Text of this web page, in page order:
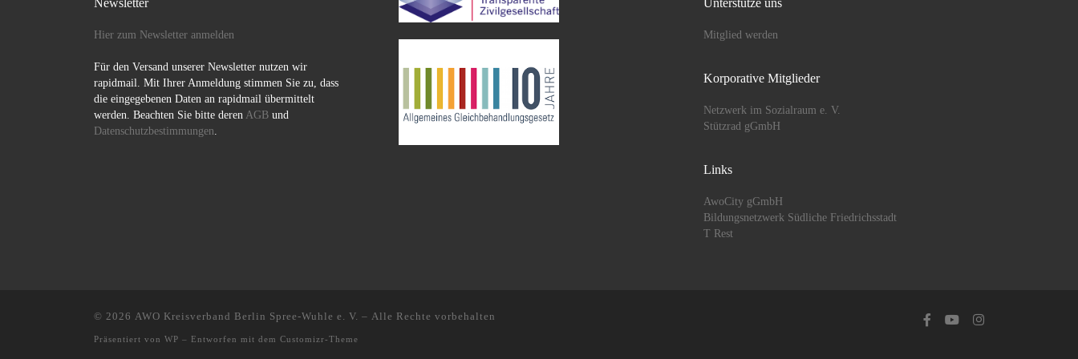
Newsletter
Hier zum Newsletter anmelden
Für den Versand unserer Newsletter nutzen wir
rapidmail. Mit Ihrer Anmeldung stimmen Sie zu, dass
die eingegebenen Daten an rapidmail übermittelt
werden. Beachten Sie bitte deren AGB und
Datenschutzbestimmungen.
Unterstütze uns
Mitglied werden
Korporative Mitglieder
Netzwerk im Sozialraum e. V.
Stützrad gGmbH
Links
AwoCity gGmbH
Bildungsnetzwerk Südliche Friedrichsstadt
T Rest
© 2026 AWO Kreisverband Berlin Spree-Wuhle e. V. – Alle Rechte vorbehalten
Präsentiert von WP – Entworfen mit dem Customizr-Theme